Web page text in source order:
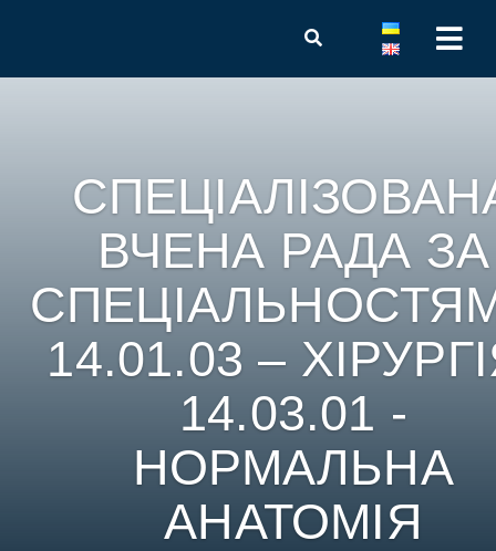
ВЧЕНА РАДА ЗА
14.01.03 –
14.03.01 -
НОРМАЛЬНА
АНАТОМІЯ